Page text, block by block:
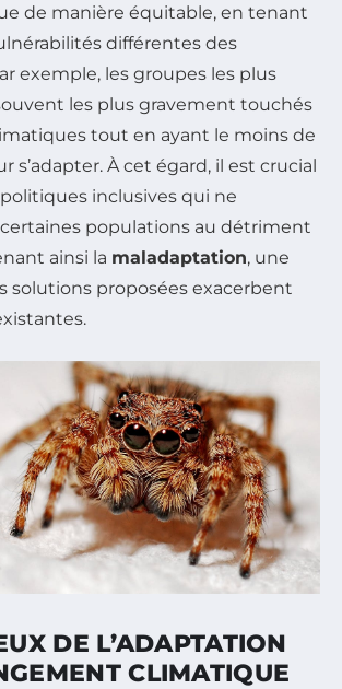
de manière équitable, en tenant
différentes des
exemple, les groupes les plus
les plus gravement touchés
tout en ayant le moins de
s’adapter. À cet égard, il est crucial
inclusives qui ne
populations au détriment
ainsi la maladaptation, une
solutions proposées exacerbent
DE L’ADAPTATION
CLIMATIQUE